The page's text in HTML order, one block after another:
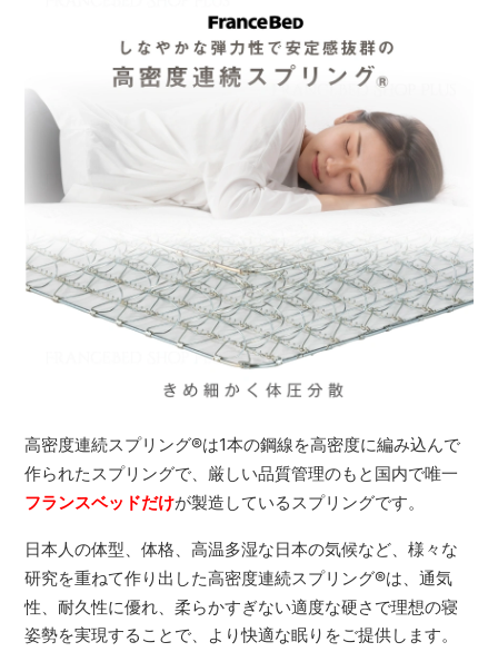
高密度連続スプリング®は1本の鋼線を高密度に編み込んで
作られたスプリングで、厳しい品質管理のもと国内で唯一
フランスベッドだけが製造しているスプリングです。
日本人の体型、体格、高温多湿な日本の気候など、様々な
研究を重ねて作り出した高密度連続スプリング®は、通気
性、耐久性に優れ、柔らかすぎない適度な硬さで理想の寝
姿勢を実現することで、より快適な眠りをご提供します。